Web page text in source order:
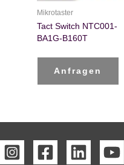
Mikrotaster
Tact Switch NTC001-
BA1G-B160T
Anfragen